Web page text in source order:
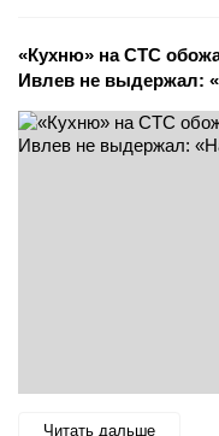
«Кухню» на СТС
Ивлев не выдержал:
Читать дальше